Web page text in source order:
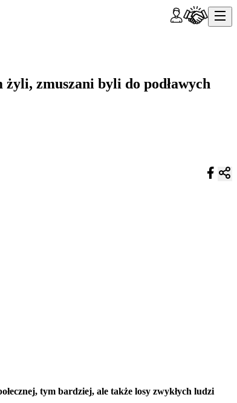
zmuszani byli do podławych
tym bardziej, ale także losy zwykłych ludzi